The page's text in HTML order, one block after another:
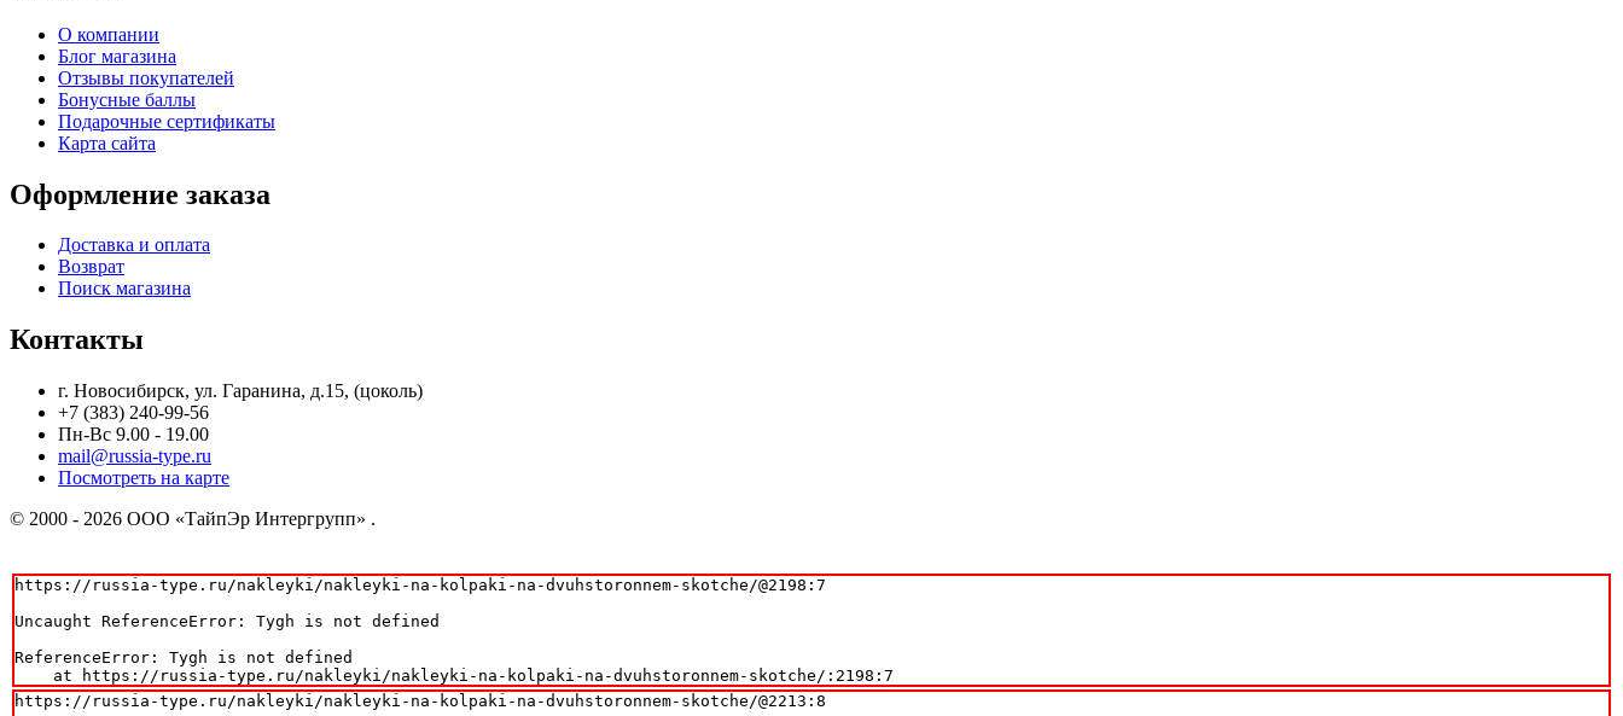
О компании
Блог магазина
Отзывы покупателей
Бонусные баллы
Подарочные сертификаты
Карта сайта
Оформление заказа
Доставка и оплата
Возврат
Поиск магазина
Контакты
г. Новосибирск, ул. Гаранина, д.15, (цоколь)
+7 (383) 240-99-56
Пн-Вс 9.00 - 19.00
mail@russia-type.ru
Посмотреть на карте
© 2000 - 2026 ООО «ТайпЭр Интергрупп» .
https://russia-type.ru/nakleyki/nakleyki-na-kolpaki-na-dvuhstoronnem-skotche/@2198:7
Uncaught ReferenceError: Tygh is not defined
ReferenceError: Tygh is not defined
    at https://russia-type.ru/nakleyki/nakleyki-na-kolpaki-na-dvuhstoronnem-skotche/:2198:7
https://russia-type.ru/nakleyki/nakleyki-na-kolpaki-na-dvuhstoronnem-skotche/@2213:8